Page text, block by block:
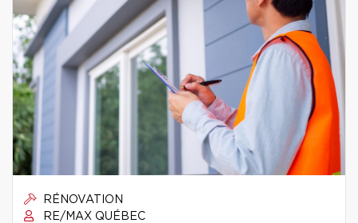
RÉNOVATION
RE/MAX QUÉBEC